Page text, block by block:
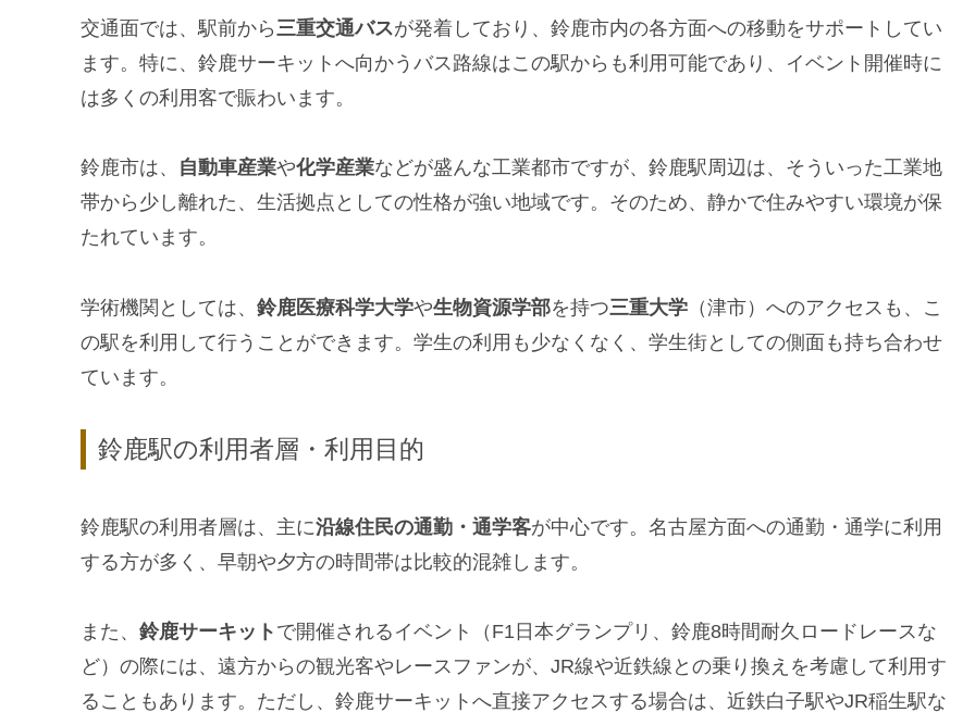
交通面では、駅前から 三重交通バスが発着しており、鈴鹿市内の各方面への移動をサポートしてい
ます。特に、鈴鹿サーキットへ向かうバス路線はこの駅からも利用可能であり、イベント開催時に
は多くの利用客で賑わいます。
鈴鹿市は、 自動車産業や化学産業などが盛んな工業都市ですが、鈴鹿駅周辺は、そういった工業地
帯から少し離れた、生活拠点としての性格が強い地域です。そのため、静かで住みやすい環境が保
たれています。
学術機関としては、 鈴鹿医療科学大学や生物資源学部を持つ三重大学 （津市）へのアクセスも、こ
の駅を利用して行うことができます。学生の利用も少なくなく、学生街としての側面も持ち合わせ
ています。
鈴鹿駅の利用者層・利用目的
鈴鹿駅の利用者層は、主に沿線住民の通勤・通学客が中心です。名古屋方面への通勤・通学に利用
する方が多く、早朝や夕方の時間帯は比較的混雑します。
また、 鈴鹿サーキット で開催されるイベント（F1日本グランプリ、鈴鹿8時間耐久ロードレースな
ど）の際には、遠方からの観光客やレースファンが、JR線や近鉄線との乗り換えを考慮して利用す
ることもあります。ただし、鈴鹿サーキットへ直接アクセスする場合は、近鉄白子駅やJR稲生駅な